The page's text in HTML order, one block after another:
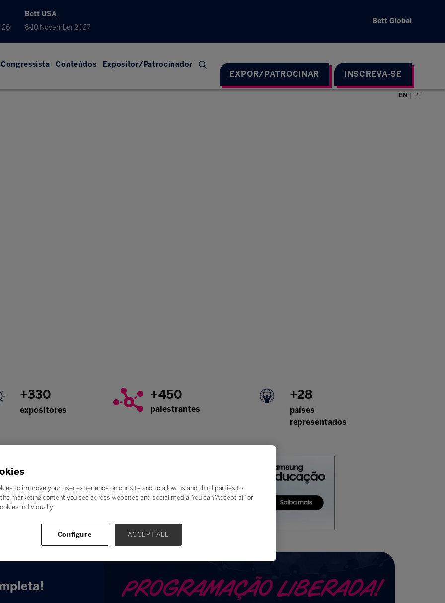
Bett USA
8-10 November 2027
Bett Global
Congressista Conteúdos Expositor/Patrocinador
EXPOR/PATROCINAR INSCREVA-SE
EN PT
+330
expositores
+450
palestrantes
+28
países
representados
to improve your user experience on our site and to allow us and third parties to
marketing content you see across websites and social media. You can ‘Accept all’ or
individually.
Configure ACCEPT ALL